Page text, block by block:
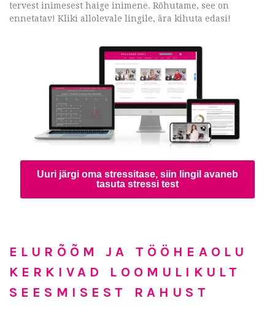
tervest inimesest haige inimene. Rõhutame, see on
ennetatav! Kliki allolevale lingile, ära kihuta edasi!
Uuri järgi oma stressitase, siin lingil avaneb
tasuta stressi test
ELURÕÕM JA TÖÖHEAOLU
KERKIVAD LOOMULIKULT
SEESMISEST RAHUST